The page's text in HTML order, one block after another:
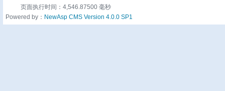
页面执行时间：4,546.87500 毫秒
Powered by： NewAsp CMS Version 4.0.0 SP1